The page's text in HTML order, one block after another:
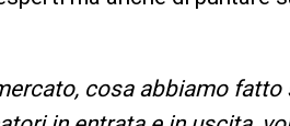
cosa abbiamo